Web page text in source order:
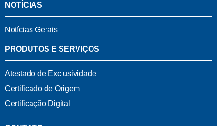
NOTÍCIAS
Notícias Gerais
PRODUTOS E SERVIÇOS
Atestado de Exclusividade
Certificado de Origem
Certificação Digital